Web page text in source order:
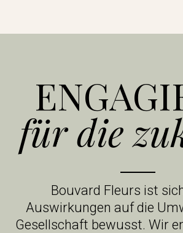
für die
Bouvard Fleurs ist
Auswirkungen auf die
Gesellschaft bewusst. Wir